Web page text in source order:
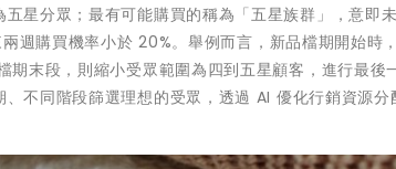
星分眾；最有可能購買的稱為「五星族群」，意即
週購買機率小於 20%。舉例而言，新品檔期開始時
末段，則縮小受眾範圍為四到五星顧客，進行最後
不同階段篩選理想的受眾，透過 AI 優化行銷資源分